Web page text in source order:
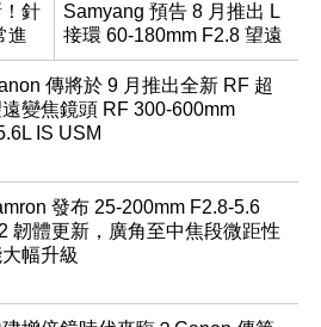
針
進
Samyang 預告 8 月推出 L
接環 60-180mm F2.8 望遠
變焦鏡
傳將於 9 月推出全新 RF 超
變焦鏡頭 RF 300-600mm
IS USM
發布 25-200mm F2.8-5.6
韌體更新，廣角至中焦段微距性
幅升級